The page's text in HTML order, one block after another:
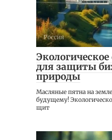
Россия
для защиты
природы
Масляные пятна на
будущему!
щит